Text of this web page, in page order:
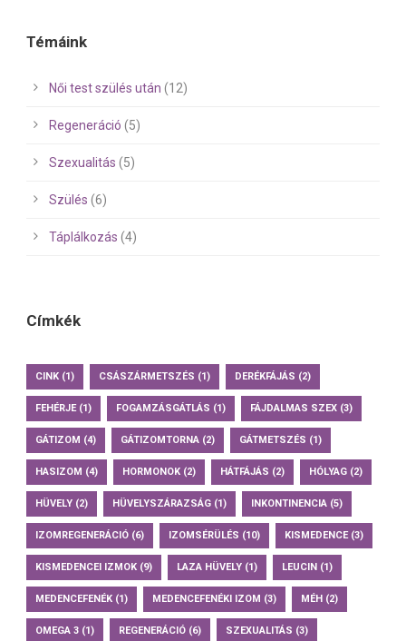
Témáink
Női test szülés után (12)
Regeneráció (5)
Szexualitás (5)
Szülés (6)
Táplálkozás (4)
Címkék
CINK (1) CSÁSZÁRMETSZÉS (1) DERÉKFÁJÁS (2)
FEHÉRJE(1) FOGAMZÁSGÁTLÁS (1) FÁJDALMAS SZEX (3)
GÁTIZOM (4) GÁTIZOMTORNA (2) GÁTMETSZÉS (1)
HASIZOM (4) HORMONOK (2) HÁTFÁJÁS (2) HÓLYAG (2)
HÜVELY (2) HÜVELYSZÁRAZSÁG (1) INKONTINENCIA (5)
IZOMREGENERÁCIÓ (6) IZOMSÉRÜLÉS (10) KISMEDENCE(3)
KISMEDENCEI IZMOK (9) LAZA HÜVELY (1) LEUCIN (1)
MEDENCEFENÉK (1) MEDENCEFENÉKI IZOM (3) MÉH (2)
OMEGA 3 (1) REGENERÁCIÓ (6) SZEXUALITÁS (3)